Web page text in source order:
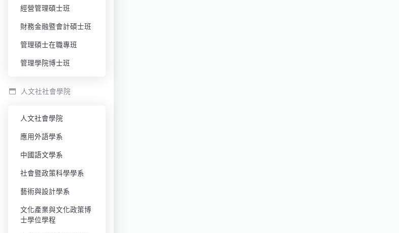
經營管理碩士班
財務金融暨會計碩士班
管理碩士在職專班
管理學院博士班
人文社社會學院
人文社會學院
應用外語學系
中國語文學系
社會暨政策科學學系
藝術與設計學系
文化產業與文化政策博
士學位學程